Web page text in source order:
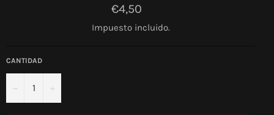
Precio
habitual
€4,50
Impuesto incluido.
CANTIDAD